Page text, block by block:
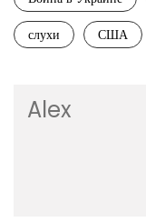
слухи
США
Alex